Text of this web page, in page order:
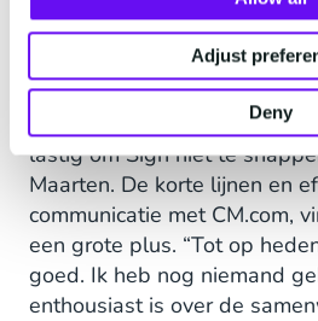
Adjust
Deny
straightforward; onze
gemakkelijk mee uit de
voor eindgebruikers: zij
prettig en intuïtief in gebruik.
lastig om Sign níet te
Maarten. De korte lijnen en
communicatie met CM.com,
een grote plus. “Tot op
goed. Ik heb nog niemand
enthousiast is over de